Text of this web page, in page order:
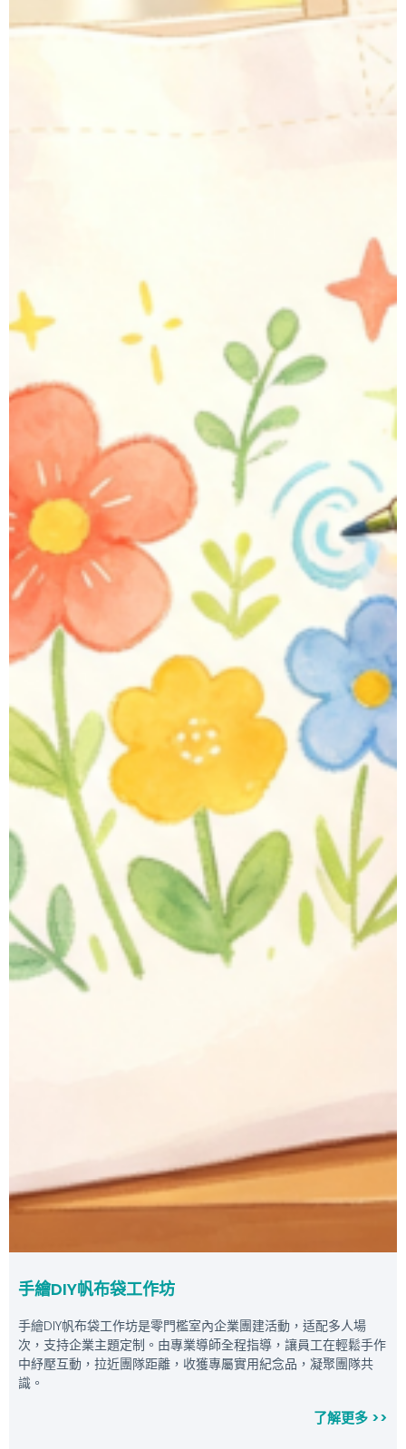
手繪DIY帆布袋工作坊
手繪DIY帆布袋工作坊是零門檻室內企業團建活動，适配多人場
次，支持企業主題定制。由專業導師全程指導，讓員工在輕鬆手作
中紓壓互動，拉近團隊距離，收獲專屬實用紀念品，凝聚團隊共
識。
了解更多 >>